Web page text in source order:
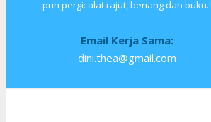
pun pergi: alat rajut, benang dan buku.!
Email Kerja Sama:
dini.thea@gmail.com